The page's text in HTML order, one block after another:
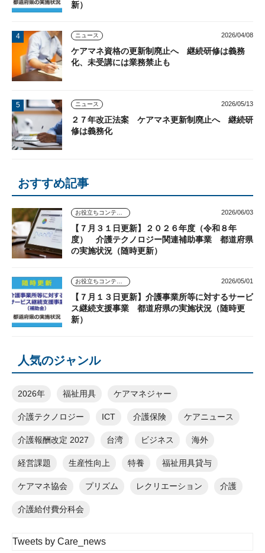
新）
ニュース 2026/04/08
ケアマネ資格の更新制廃止へ 継続研修は義務
化、未受講には業務禁止も
ニュース 2026/05/13
２７年改正法案 ケアマネ更新制廃止へ 継続研
修は義務化
おすすめ記事
2026/06/03
【７月３１日更新】２０２６年度（令和８年
度） 介護テクノロジー関連補助事業 都道府県
の実施状況（随時更新）
2026/05/01
【７月１３日更新】介護事業所等に対するサービ
ス継続支援事業 都道府県の実施状況（随時更
新）
人気のジャンル
2026年 福祉用具 ケアマネジャー
介護テクノロジー ICT 介護保険 ケアニュース
介護報酬改定 2027 台湾 ビジネス 海外
経営課題 生産性向上 特養 福祉用具貸与
ケアマネ協会 プリズム レクリエーション 介護
介護給付費分科会
Tweets by Care_news